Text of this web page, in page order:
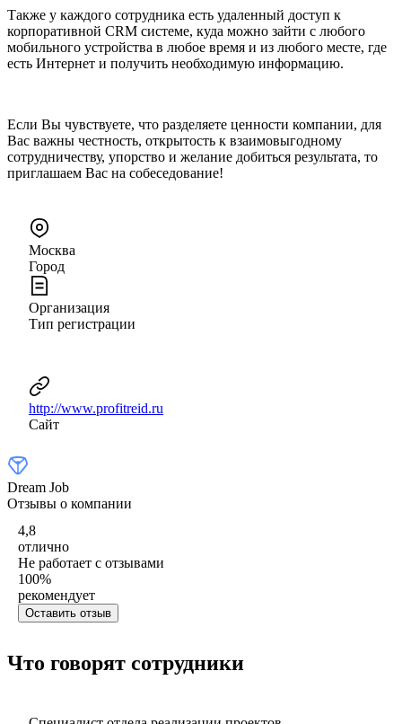
Также у каждого сотрудника есть удаленный доступ к
корпоративной CRM системе, куда можно зайти с любого
мобильного устройства в любое время и из любого месте, где
есть Интернет и получить необходимую информацию.
Если Вы чувствуете, что разделяете ценности компании, для
Вас важны честность, открытость к взаимовыгодному
сотрудничеству, упорство и желание добиться результата, то
приглашаем Вас на собеседование!
Москва
Город
Организация
Тип регистрации
http://www.profitreid.ru
Сайт
Dream Job
Отзывы о компании
4,8
отлично
Не работает с отзывами
100%
рекомендует
Оставить отзыв
Что говорят сотрудники